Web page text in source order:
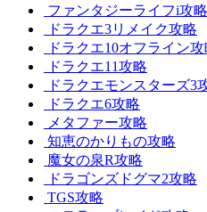
ファンタジーライフi攻略
ドラクエ3リメイク攻略
ドラクエ10オフライン攻
ドラクエ11攻略
ドラクエモンスターズ3
ドラクエ6攻略
メタファー攻略
知恵のかりもの攻略
魔女の泉R攻略
ドラゴンズドグマ2攻略
TGS攻略